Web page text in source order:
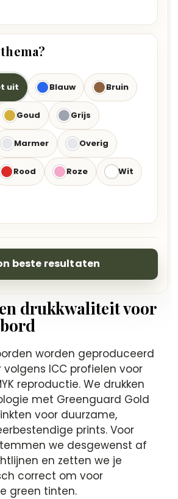
uit Blauw Bruin
Goud Grijs
Marmer Overig
Rood Roze Wit
beste resultaten
drukkwaliteit voor
worden geproduceerd
ICC profielen voor
reproductie. We drukken
met Greenguard Gold
voor duurzame,
prints. Voor
we desgewenst af
en zetten we je
correct om voor
green tinten.